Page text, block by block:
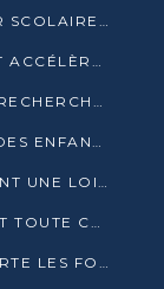
ANGOLA-LIBRE : QUAND UN CHANTIER SCOLAIRE DEVIENT LE MIROIR D’UN CONGO EN MOUVEMENT
PROJET MOSALA : LE GOUVERNEMENT ACCÉLÈRE L’INSERTION DES JEUNES EN 2026
FORCA ECOSYSTEM, QUATRE ANS DE RECHERCHE DE TERRAIN AVANT UN LANCEMENT OFFICIEL EN 2026
TRAFIC HUMAIN DANS LA LIKOUALA : DES ENFANTS AUTOCHTONES RÉDUITS AU TRAVAIL FORCÉ
BUDGET 2026 : LES DÉPUTÉS ADOPTENT UNE LOI DES FINANCES DE PLUS DE 2500 MILLIARDS FCFA
ARNAQUE EN LIGNE : LA LCDE DÉMENT TOUTE CAMPAGNE DE RECRUTEMENT
VŒUX 2026 : SASSOU-NGUESSO EXHORTE LES FORCES VIVES À RENFORCER L’UNITÉ